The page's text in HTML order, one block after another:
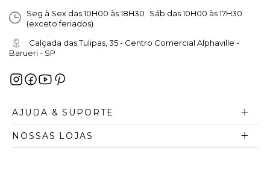
Seg à Sex das 10H00 às 18H30 Sáb das 10H00 às 17H30
(exceto feriados)
Calçada das Tulipas, 35 - Centro Comercial Alphaville -
Barueri - SP
AJUDA & SUPORTE
NOSSAS LOJAS